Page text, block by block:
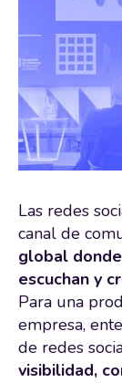
Las redes
canal de
global
escuchan y
Para una
empresa,
de redes
visibilidad,